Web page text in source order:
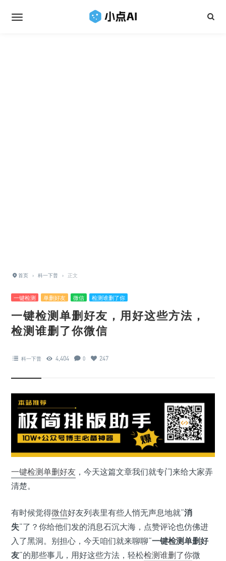
首页 › 科一下普 › 正文
一键检测 单删好友 微信 检测谁删了你
一键检测单删好友，用好这些方法，
检测谁删了你微信
科一下普 4,404 0 247
一键检测单删好友 ，今天这篇文章我们就专门来给大家弄
清楚。
有时候觉得微信好友列表里有些人悄无声息地就“消
失”了？你给他们发的消息石沉大海，点赞评论也仿佛进
入了黑洞。别担心，今天咱们就来聊聊“一键检测单删好
友”的那些事儿，用好这些方法，轻松检测谁删了你微